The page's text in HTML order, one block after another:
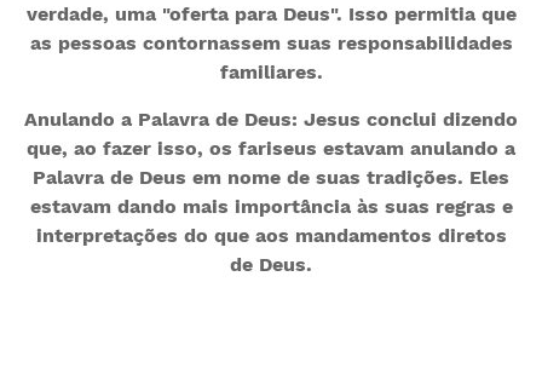
verdade, uma "oferta para Deus". Isso permitia que
as pessoas contornassem suas responsabilidades
familiares.
Anulando a Palavra de Deus: Jesus conclui dizendo
que, ao fazer isso, os fariseus estavam anulando a
Palavra de Deus em nome de suas tradições. Eles
estavam dando mais importância às suas regras e
interpretações do que aos mandamentos diretos
de Deus.